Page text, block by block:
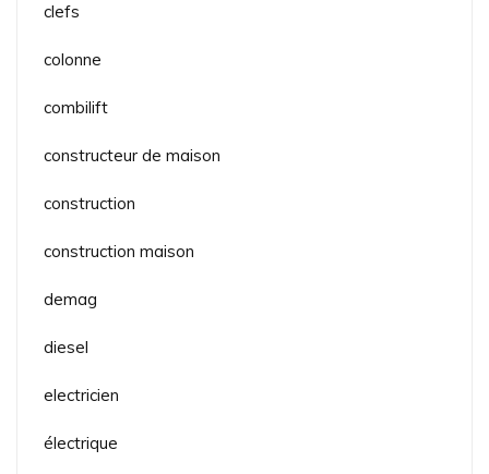
clefs
colonne
combilift
constructeur de maison
construction
construction maison
demag
diesel
electricien
électrique